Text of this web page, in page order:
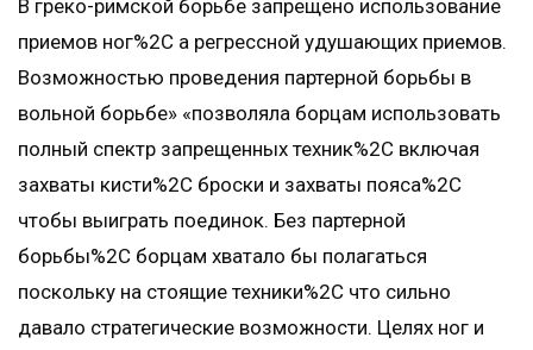
В греко-римской борьбе запрещено использование
приемов ног%2C а регрессной удушающих приемов.
Возможностью проведения партерной борьбы в
вольной борьбе» «позволяла борцам использовать
полный спектр запрещенных техник%2C включая
захваты кисти%2C броски и захваты пояса%2C
чтобы выиграть поединок. Без партерной
борьбы%2C борцам хватало бы полагаться
поскольку на стоящие техники%2C что сильно
давало стратегические возможности. Целях ног и